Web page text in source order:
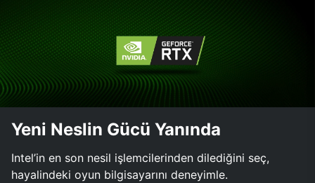
Yeni Neslin Gücü Yanında
Intel’in en son nesil işlemcilerinden dilediğini seç,
hayalindeki oyun bilgisayarını deneyimle.